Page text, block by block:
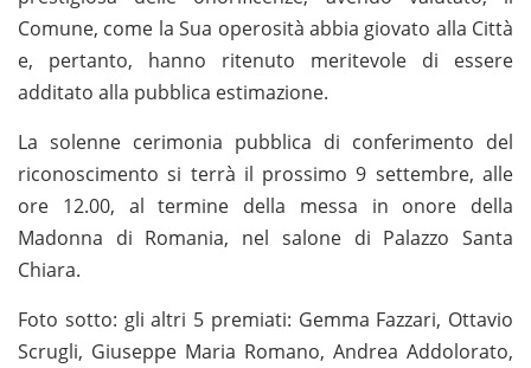
Comune, come la Sua operosità abbia giovato alla Città
e, pertanto, hanno ritenuto meritevole di essere
additato alla pubblica estimazione.
La solenne cerimonia pubblica di conferimento del
riconoscimento si terrà il prossimo 9 settembre, alle
ore 12.00, al termine della messa in onore della
Madonna di Romania, nel salone di Palazzo Santa
Chiara.
Foto sotto: gli altri 5 premiati: Gemma Fazzari, Ottavio
Scrugli, Giuseppe Maria Romano, Andrea Addolorato,